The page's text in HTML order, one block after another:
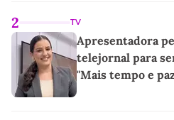
2 TV
Apresentadora
telejornal para
"Mais tempo e